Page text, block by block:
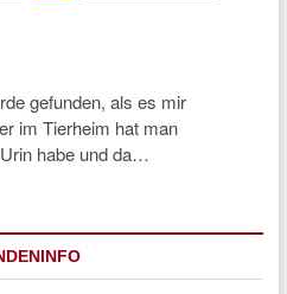
gefunden, als es mir
im Tierheim hat man
habe und da…